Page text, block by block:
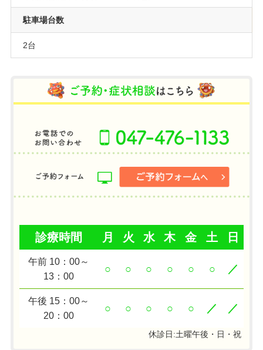
駐車場台数
2台
診療時間 月 火 水 木 金 土 日
午前 10：00～
13：00
○ ○ ○ ○ ○ ○ ／
午後 15：00～
20：00
○ ○ ○ ○ ○ ／ ／
休診日:土曜午後・日・祝